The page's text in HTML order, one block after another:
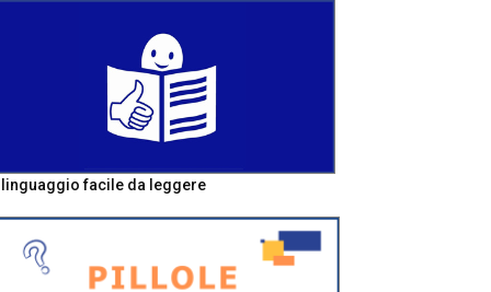
linguaggio facile da leggere